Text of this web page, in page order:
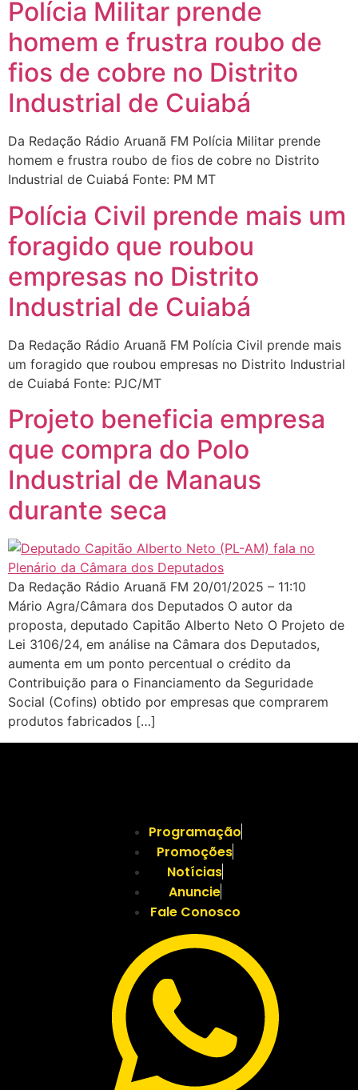
Polícia Militar prende
homem e frustra roubo de
fios de cobre no Distrito
Industrial de Cuiabá
Da Redação Rádio Aruanã FM Polícia Militar prende
homem e frustra roubo de fios de cobre no Distrito
Industrial de Cuiabá Fonte: PM MT
Polícia Civil prende mais um
foragido que roubou
empresas no Distrito
Industrial de Cuiabá
Da Redação Rádio Aruanã FM Polícia Civil prende mais
um foragido que roubou empresas no Distrito Industrial
de Cuiabá Fonte: PJC/MT
Projeto beneficia empresa
que compra do Polo
Industrial de Manaus
durante seca
Da Redação Rádio Aruanã FM 20/01/2025 – 11:10
Mário Agra/Câmara dos Deputados O autor da
proposta, deputado Capitão Alberto Neto O Projeto de
Lei 3106/24, em análise na Câmara dos Deputados,
aumenta em um ponto percentual o crédito da
Contribuição para o Financiamento da Seguridade
Social (Cofins) obtido por empresas que comprarem
produtos fabricados […]
Programação
Promoções
Notícias
Anuncie
Fale Conosco